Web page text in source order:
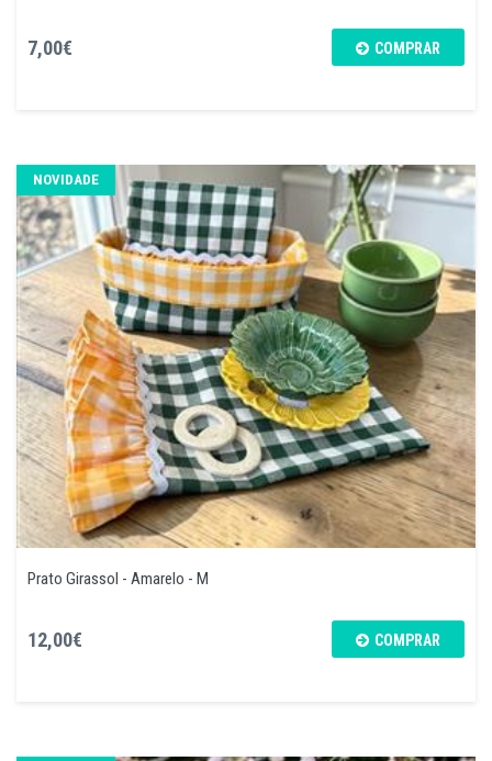
7,00€ COMPRAR
NOVIDADE
Prato Girassol - Amarelo - M
12,00€ COMPRAR